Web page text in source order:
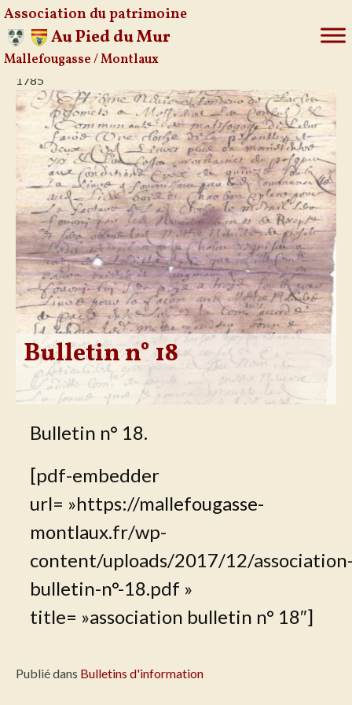
Aller
contenu
Association du patrimoine
Au Pied du Mur
Mallefougasse / Montlaux
1785
Bulletin n° 18
Bulletin n° 18.
[pdf-embedder
url= »https://mallefougasse-
montlaux.fr/wp-
content/uploads/2017/12/
bulletin-n°-18.pdf »
title= »association bulletin n° 18″]
Publié dans Bulletins d'information